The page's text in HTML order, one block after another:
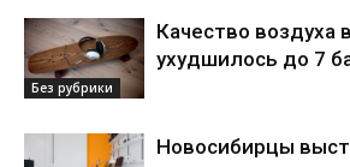
Без рубрики
Качество воздуха
ухудшилось до 7
Новосибирцы